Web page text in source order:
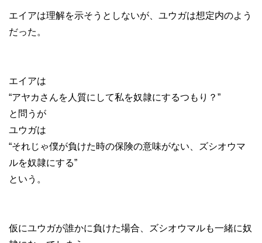
エイアは理解を示そうとしないが、ユウガは想定内のよう
だった。
エイアは
“アヤカさんを人質にして私を奴隷にするつもり？”
と問うが
ユウガは
“それじゃ僕が負けた時の保険の意味がない、ズシオウマ
ルを奴隷にする”
という。
仮にユウガが誰かに負けた場合、ズシオウマルも一緒に奴